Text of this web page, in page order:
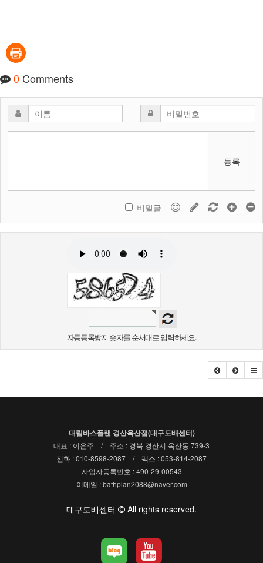
0 Comments
등록
비밀글
자동등록방지 숫자를 순서대로 입력하세요.
대림바스플랜 경산옥산점(대구도배센터)
대표 : 이은주 / 주소 : 경북 경산시 옥산동 739-3
전화 : 010-8598-2087 / 팩스 : 053-814-2087
사업자등록번호 : 490-29-00543
이메일 : bathplan2088@naver.com
대구도배센터 All rights reserved.